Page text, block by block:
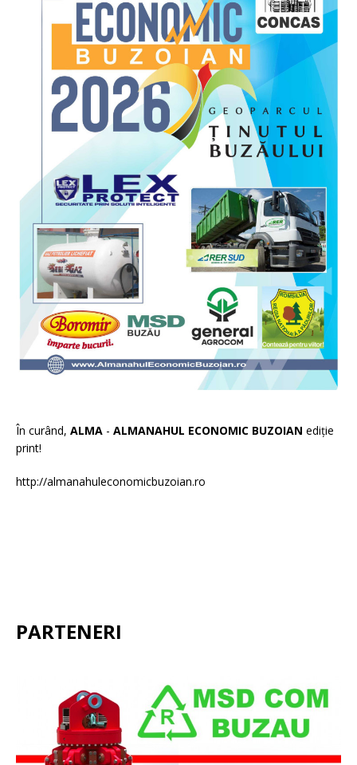
În curând, ALMA - ALMANAHUL ECONOMIC BUZOIAN ediție
print!
http://almanahuleconomicbuzoian.ro
PARTENERI